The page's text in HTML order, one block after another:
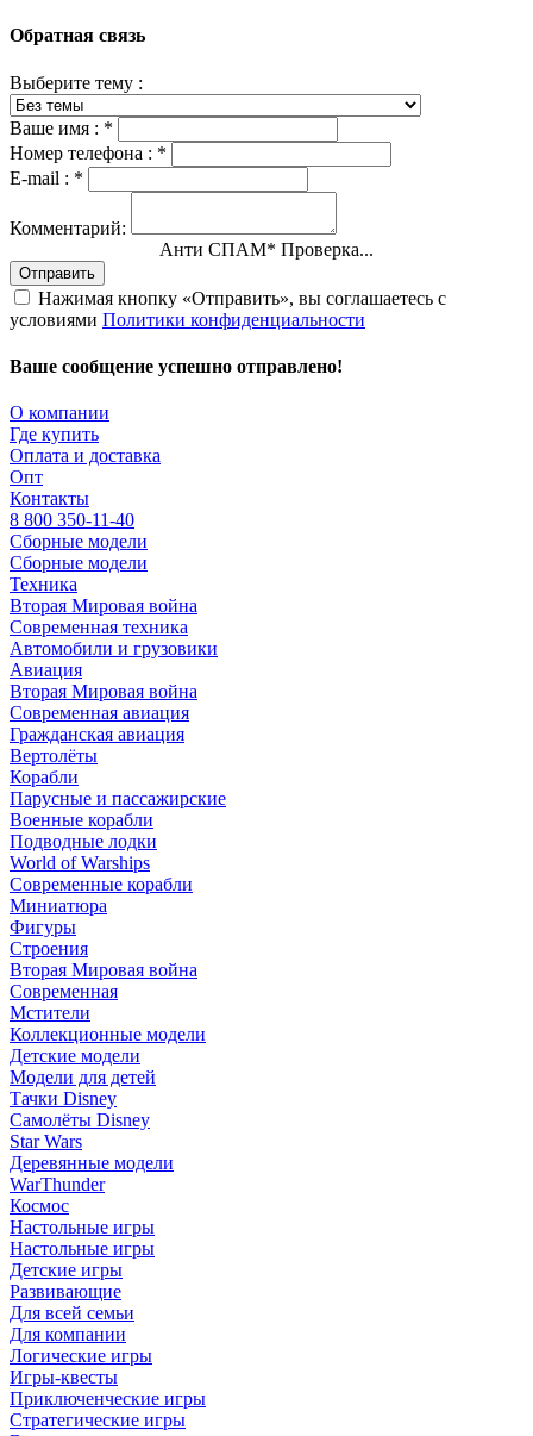
Обратная связь
Выберите тему :
Ваше имя : *
Номер телефона : *
E-mail : *
Комментарий:
Анти СПАМ* Проверка...
Отправить
Нажимая кнопку «Отправить», вы соглашаетесь с
условиями Политики конфиденциальности
Ваше сообщение успешно отправлено!
О компании
Где купить
Оплата и доставка
Опт
Контакты
8 800 350-11-40
Сборные модели
Сборные модели
Техника
Вторая Мировая война
Современная техника
Автомобили и грузовики
Авиация
Вторая Мировая война
Современная авиация
Гражданская авиация
Вертолёты
Корабли
Парусные и пассажирские
Военные корабли
Подводные лодки
World of Warships
Современные корабли
Миниатюра
Фигуры
Строения
Вторая Мировая война
Современная
Мстители
Коллекционные модели
Детские модели
Модели для детей
Тачки Disney
Самолёты Disney
Star Wars
Деревянные модели
WarThunder
Космос
Настольные игры
Настольные игры
Детские игры
Развивающие
Для всей семьи
Для компании
Логические игры
Игры-квесты
Приключенческие игры
Стратегические игры